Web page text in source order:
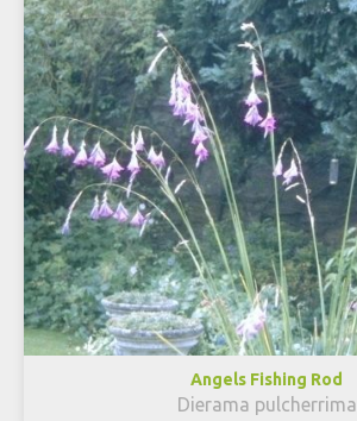
Angels Fishing Rod
Dierama pulcherrima